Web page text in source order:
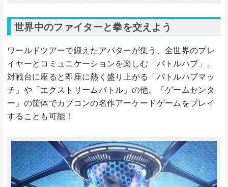
世界中のファイターと拳を交えよう
ワールドツアーで鍛えたアバターが集う、全世界のプレ
イヤーとコミュニケーションを楽しむ「バトルハブ」。
対戦台に座ると即座に熱く盛り上がる「バトルハブマッ
チ」や「エクストリームバトル」の他、「ゲームセンタ
ー」の筐体でカプコンの名作アーケードゲームをプレイ
することも可能！